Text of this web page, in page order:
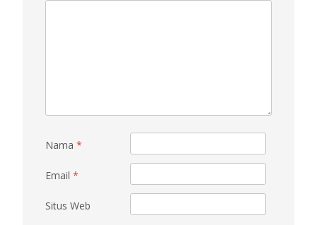
Nama *
Email *
Situs Web